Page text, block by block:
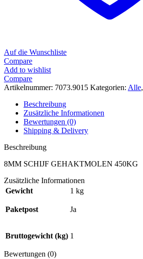
Auf die Wunschliste
Compare
Add to wishlist
Compare
Artikelnummer: 7073.9015 Kategorien: Alle,
Beschreibung
Zusätzliche Informationen
Bewertungen (0)
Shipping & Delivery
Beschreibung
8MM SCHIJF GEHAKTMOLEN 450KG
Zusätzliche Informationen
Gewicht
1 kg
Paketpost Ja
Bruttogewicht (kg) 1
Bewertungen (0)